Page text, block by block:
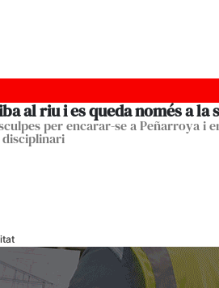
al riu i es queda només a la
per encarar-se a Peñarroya i